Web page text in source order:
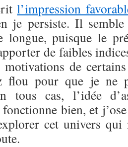
l’impression
je persiste. Il semble
longue, puisque le
de faibles
de
flou pour que je ne
tous cas, l’idée
bien, et
cet univers qui